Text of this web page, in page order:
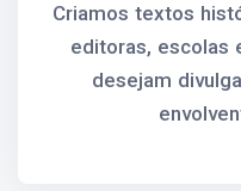
Criamos textos
editoras, escolas
desejam